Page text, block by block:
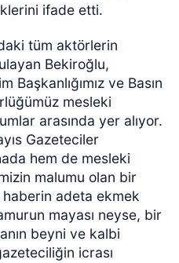
ifade etti.
tüm aktörlerin
Bekiroğlu,
Başkanlığımız ve Basın
mesleki
arasında yer alıyor.
Gazeteciler
hem de mesleki
malumu olan bir
adeta ekmek
mayası neyse, bir
beyni ve kalbi
icrası